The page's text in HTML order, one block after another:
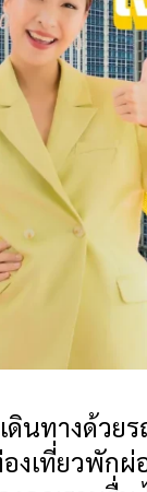
ดินทางด้วย
งเที่ยวพัก